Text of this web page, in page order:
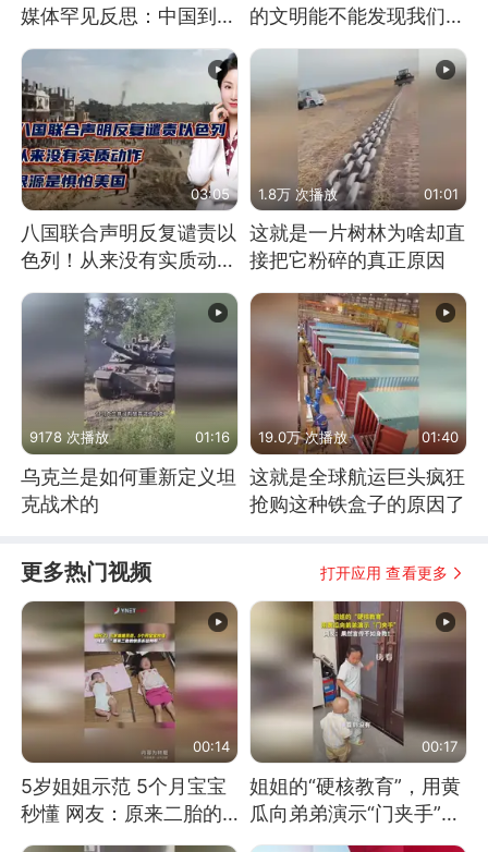
媒体罕见反思：中国到底
是不是在"拆台"
的文明能不能发现我们存
在过？
03:05
八国联合声明反复谴责以
色列！从来没有实质动
1.8万 次播放 01:01
这就是一片树林为啥却直
接把它粉碎的真正原因
9178 次播放 01:16
乌克兰是如何重新定义坦
克战术的
19.0万 次播放 01:40
这就是全球航运巨头疯狂
抢购这种铁盒子的原因了
更多热门视频 打开应用 查看更多
00:14
5岁姐姐示范 5个月宝宝
秒懂 网友：原来二胎的
快乐长这样
00:17
姐姐的“硬核教育”，用黄
瓜向弟弟演示“门夹手”，
网友：果然言传不如身